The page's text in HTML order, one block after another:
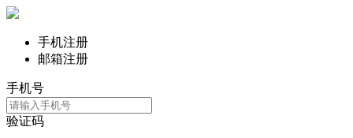
手机注册
邮箱注册
手机号
验证码